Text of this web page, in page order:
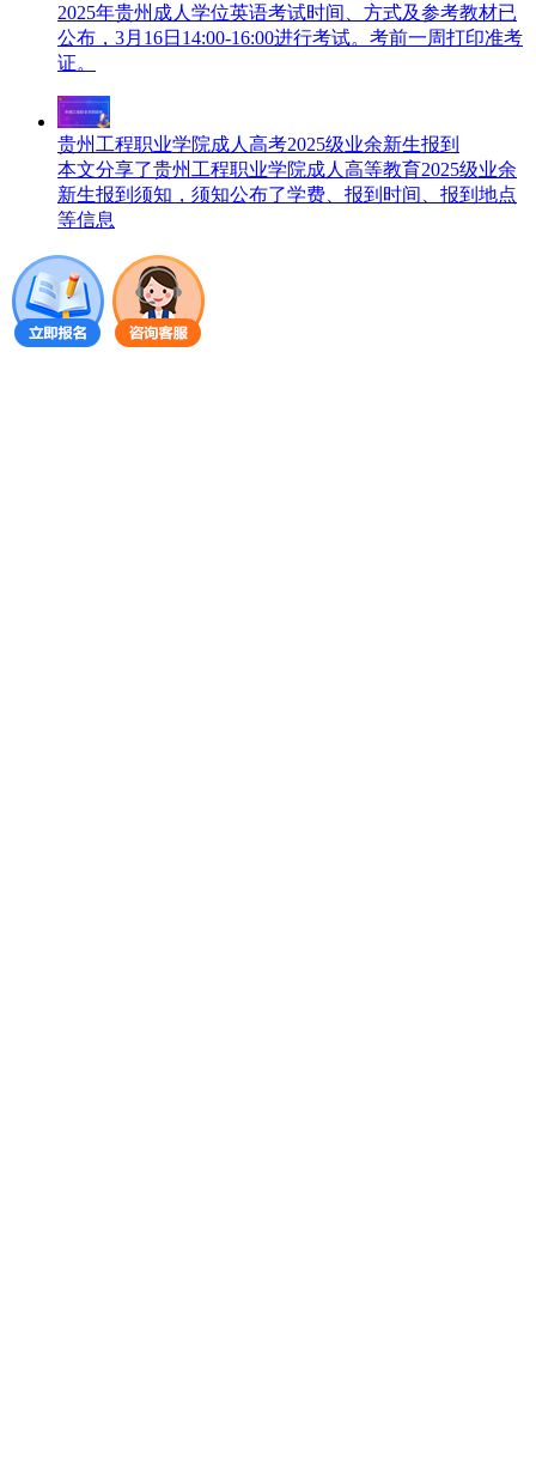
2025年贵州成人学位英语考试时间、方式及参考教材已
公布，3月16日14:00-16:00进行考试。考前一周打印准考
证。
贵州工程职业学院成人高考2025级业余新生报到
本文分享了贵州工程职业学院成人高等教育2025级业余
新生报到须知，须知公布了学费、报到时间、报到地点
等信息